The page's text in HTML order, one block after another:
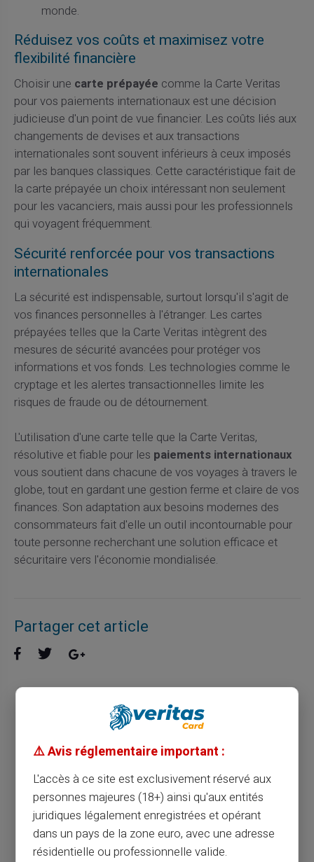
monde.
Réduisez vos coûts et maximisez votre
flexibilité financière
Choisir une carte prépayée comme la Carte Veritas
pour vos paiements internationaux est une décision
judicieuse d'un point de vue financier. Les coûts liés aux
changements de devises et aux transactions
internationales sont souvent inférieurs à ceux imposés
par les banques classiques. Cette caractéristique fait de
la carte prépayée un choix intéressant non seulement
pour les vacanciers, mais aussi pour les professionnels
qui voyagent fréquemment.
Sécurité renforcée pour vos transactions
internationales
La sécurité est indispensable, surtout lorsqu'il s'agit de
vos finances personnelles à l'étranger. Les cartes
prépayées telles que la Carte Veritas intègrent des
mesures de sécurité avancées pour protéger vos
informations et vos fonds. Les technologies comme le
cryptage et les alertes transactionnelles limite les
risques de fraude ou de détournement.
L'utilisation d'une carte telle que la Carte Veritas,
résolutive et fiable pour les paiements internationaux
vous soutient dans chacune de vos voyages à travers le
globe, tout en gardant une gestion ferme et claire de vos
finances. Son adaptation aux besoins modernes des
consommateurs fait d'elle un outil incontournable pour
toute personne recherchant une solution efficace et
sécuritaire vers l'économie mondialisée.
Partager cet article
Optimisez vos voyages avec la carte
prépayée idéale
Optimisez vos opérations bancaires avec la
carte prépayée pour virements SEPA
⚠️ Avis réglementaire important :
L'accès à ce site est exclusivement réservé aux
personnes majeures (18+) ainsi qu'aux entités
juridiques légalement enregistrées et opérant
dans un pays de la zone euro, avec une adresse
résidentielle ou professionnelle valide.